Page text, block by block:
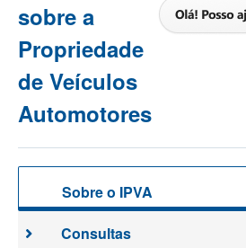
sobre a
Propriedade
de Veículos
Automotores
Sobre o IPVA
Consultas